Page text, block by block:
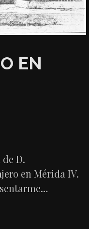
EN
D.
en Mérida IV.